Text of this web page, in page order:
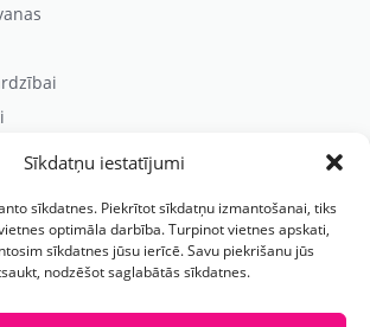
Sīkdatņu iestatījumi
sīkdatnes. Piekrītot sīkdatņu izmantošanai, tiks
optimāla darbība. Turpinot vietnes apskati,
sīkdatnes jūsu ierīcē. Savu piekrišanu jūs
nodzēšot saglabātās sīkdatnes.
aģentūra “PARIS”